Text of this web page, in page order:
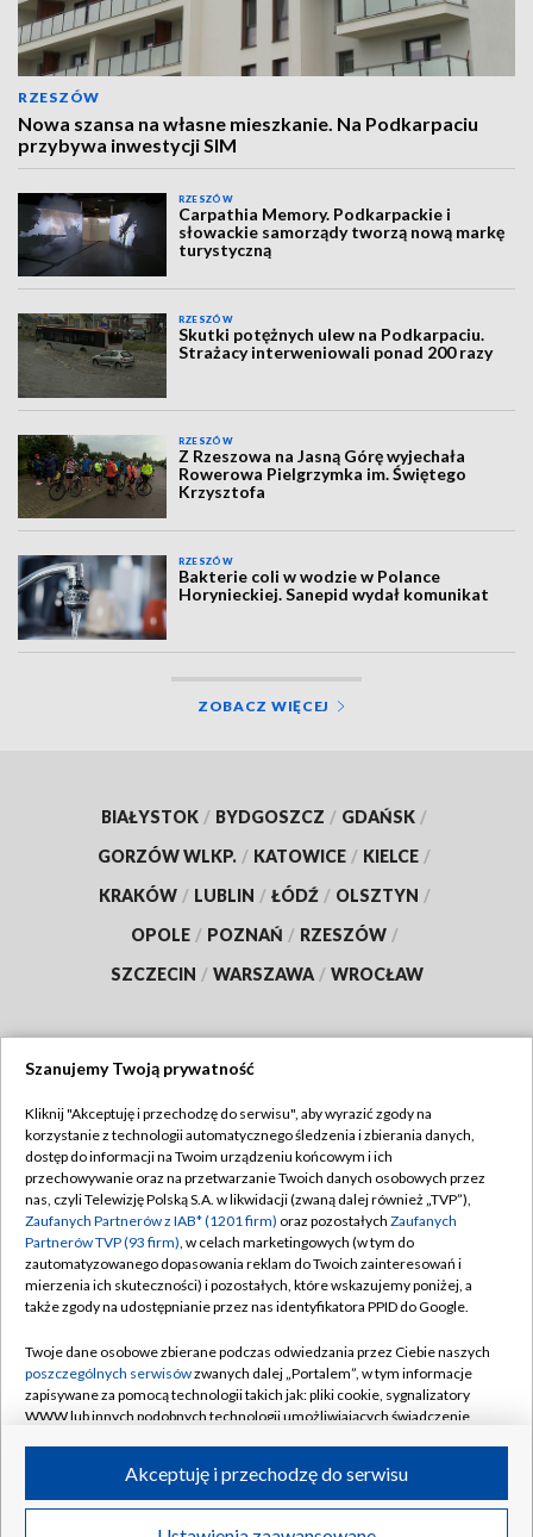
RZESZÓW
Nowa szansa na własne mieszkanie. Na Podkarpaciu
przybywa inwestycji SIM
RZESZÓW
Carpathia Memory. Podkarpackie i
słowackie samorządy tworzą nową markę
turystyczną
RZESZÓW
Skutki potężnych ulew na Podkarpaciu.
Strażacy interweniowali ponad 200 razy
RZESZÓW
Z Rzeszowa na Jasną Górę wyjechała
Rowerowa Pielgrzymka im. Świętego
Krzysztofa
RZESZÓW
Bakterie coli w wodzie w Polance
Horynieckiej. Sanepid wydał komunikat
ZOBACZ WIĘCEJ
BIAŁYSTOK / BYDGOSZCZ / GDAŃSK /
GORZÓW WLKP. / KATOWICE / KIELCE /
KRAKÓW / LUBLIN / ŁÓDŹ / OLSZTYN /
OPOLE / POZNAŃ / RZESZÓW /
SZCZECIN / WARSZAWA / WROCŁAW
TVP
Abonament TVP
Emisja w TVP
Centrum informacji TVP
Naziemna Telewizja Cyfrowa
Rada Programowa
System NOS
Informacje o nadawcy
Program dla prasy
Regulamin TVP
Polityka prywatności
Moje zgody
Pomoc
Kontakt
Kanały
©2026 Telewizja Polska S.A. w likwidacji
Szanujemy Twoją prywatność
Kliknij "Akceptuję i przechodzę do serwisu", aby wyrazić zgody na
korzystanie z technologii automatycznego śledzenia i zbierania danych,
dostęp do informacji na Twoim urządzeniu końcowym i ich
przechowywanie oraz na przetwarzanie Twoich danych osobowych przez
nas, czyli Telewizję Polską S.A. w likwidacji (zwaną dalej również „TVP”),
Zaufanych Partnerów z IAB* (1201 firm) oraz pozostałych Zaufanych
Partnerów TVP (93 firm), w celach marketingowych (w tym do
zautomatyzowanego dopasowania reklam do Twoich zainteresowań i
mierzenia ich skuteczności) i pozostałych, które wskazujemy poniżej, a
także zgody na udostępnianie przez nas identyfikatora PPID do Google.
Twoje dane osobowe zbierane podczas odwiedzania przez Ciebie naszych
poszczególnych serwisówzwanych dalej „Portalem”, w tym informacje
zapisywane za pomocą technologii takich jak: pliki cookie, sygnalizatory
WWW lub innych podobnych technologii umożliwiających świadczenie
ruchu w Internecie.
Twoje dane osobowe zbierane podczas odwiedzania przez Ciebie
Akceptuję i przechodzę do serwisu